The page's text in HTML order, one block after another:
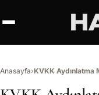
Anasayfa›KVKK Aydınlatma